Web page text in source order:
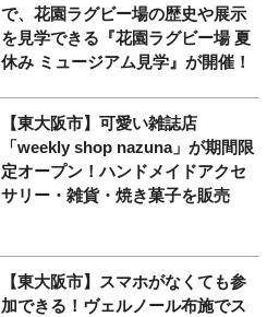
で、花園ラグビー場の歴史や展示
を見学できる『花園ラグビー場 夏
休み ミュージアム見学』が開催！
【東大阪市】可愛い雑誌店
「weekly shop nazuna」が期間限
定オープン！ハンドメイドアクセ
サリー・雑貨・焼き菓子を販売
【東大阪市】スマホがなくても参
加できる！ヴェルノール布施でス